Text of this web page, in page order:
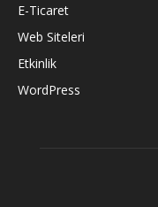
E-Ticaret
Web Siteleri
Etkinlik
WordPress